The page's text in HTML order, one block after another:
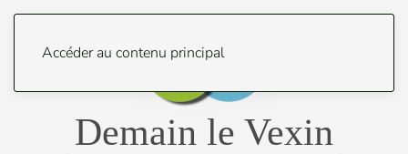
Accéder au contenu principal
Demain le Vexin